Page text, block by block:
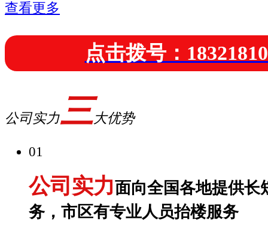
查看更多
点击拨号：
公司实力三大优势
01
公司实力面向全国各地提供长
务，市区有专业人员抬楼服务